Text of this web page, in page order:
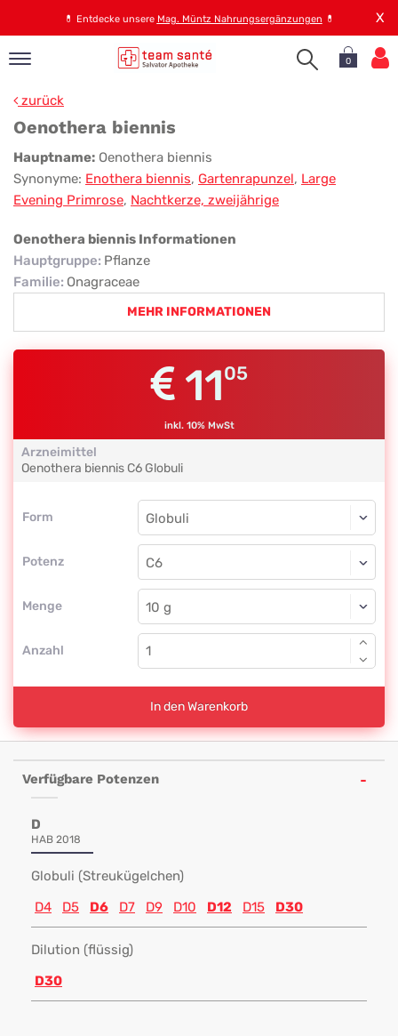
💊 Entdecke unsere Mag. Müntz Nahrungsergänzungen 💊 X
0
zurück
Oenothera biennis
Oenothera
biennis
Hauptname: Oenothera biennis
Synonyme: Enothera biennis, Gartenrapunzel, Large
Evening Primrose, Nachtkerze, zweijährige
Oenothera biennis Informationen
Hauptgruppe: Pflanze
Familie: Onagraceae
MEHR INFORMATIONEN
1105
inkl. 10% MwSt
Arzneimittel
Oenothera biennis C6 Globuli
Form
Form
Potenz
Globuli
C6
Menge
Globuli
Anzahl
In den Warenkorb
Verfügbare Potenzen
D
HAB 2018
Globuli (Streukügelchen)
D4
D5 D6 D7 D9 D10 D12 D15 D30
Dilution (flüssig)
D30